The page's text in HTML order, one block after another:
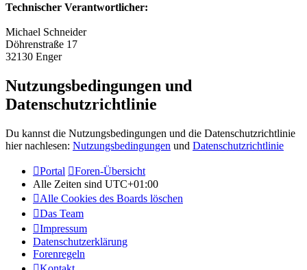
Technischer Verantwortlicher:
Michael Schneider
Döhrenstraße 17
32130 Enger
Nutzungsbedingungen und
Datenschutzrichtlinie
Du kannst die Nutzungsbedingungen und die Datenschutzrichtlinie
hier nachlesen: Nutzungsbedingungen und Datenschutzrichtlinie
Portal
Foren-Übersicht
Alle Zeiten sind UTC+01:00
Alle Cookies des Boards löschen
Das Team
Impressum
Datenschutzerklärung
Forenregeln